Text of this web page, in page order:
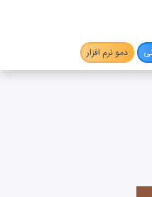
دمو نرم افزار